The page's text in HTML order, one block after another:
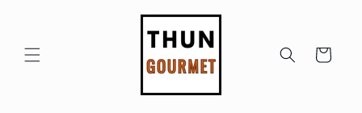
Warenkorb